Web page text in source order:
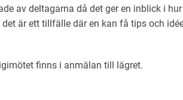
av deltagarna då det ger en inblick i
är ett tillfälle där en kan få tips och
finns i anmälan till lägret.